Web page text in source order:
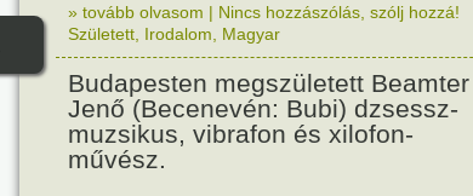
» tovább olvasom | Nincs hozzászólás, szólj hozzá!
Született Irodalom Magyar
Budapesten megszületett Beamter
Jenő (Becenevén: Bubi) dzsessz-
muzsikus, vibrafon és xilofon-
művész.